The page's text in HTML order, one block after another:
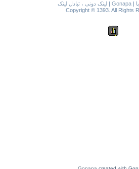
لینک دونی ، تبادل لینک| Gonapa|
Copyright © 1393. All Rights